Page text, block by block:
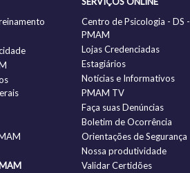
Centro de Psicologia - DS -
PMAM
Lojas Credenciadas
Estagiários
Notícias e Informativos
PMAM TV
Faça suas Denúncias
Boletim de Ocorrência
Orientações de Segurança
Nossa produtividade
Validar Certidões